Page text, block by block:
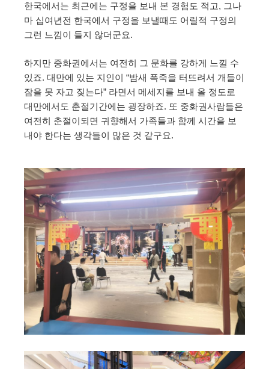
한국에서는 최근에는 구정을 보내 본 경험도 적고, 그나
마 십여년전 한국에서 구정을 보낼때도 어릴적 구정의
그런 느낌이 들지 않더군요.
하지만 중화권에서는 여전히 그 문화를 강하게 느낄 수
있죠. 대만에 있는 지인이 “밤새 폭죽을 터뜨려서 개들이
잠을 못 자고 짖는다” 라면서 메세지를 보내 올 정도로
대만에서도 춘절기간에는 굉장하죠. 또 중화권사람들은
여전히 춘절이되면 귀향해서 가족들과 함께 시간을 보
내야 한다는 생각들이 많은 것 같구요.